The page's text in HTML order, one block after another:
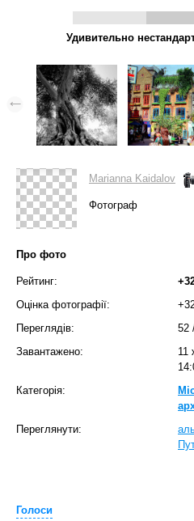
Удивительно
Marianna Kaidalov
Фотограф
Про фото
Рейтинг:
Оцінка фотографії:
Переглядів:
52
Завантажено:
11
Категорія:
Переглянути:
Голоси